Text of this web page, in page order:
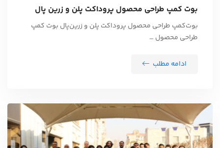
بوت کمپ طراحی محصول پروداکت پلن و زرین پال
بوت‌کمپ طراحی محصول پروداکت پلن و زرین‌پال بوت کمپ
طراحی محصول …
ادامه مطلب